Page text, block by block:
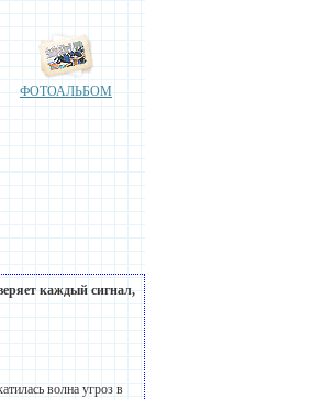
ФОТОАЛЬБОМ
каждый сигнал,
волна угроз в